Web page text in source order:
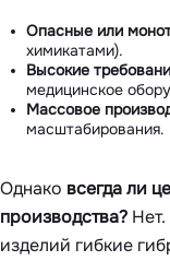
Опасные или
химикатами).
Высокие
медицинское
Массовое
масштабирования.
Однако всегда ли
производства?
изделий гибкие